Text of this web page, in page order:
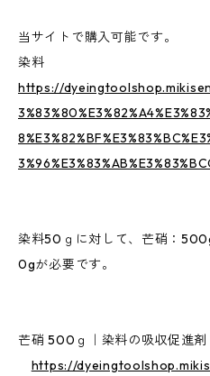
当サイトで購入可能です。
染料
https://
染料50ｇに対して、芒硝：
0gが必要です。
芒硝 500ｇ｜染料の吸収促進剤
https://